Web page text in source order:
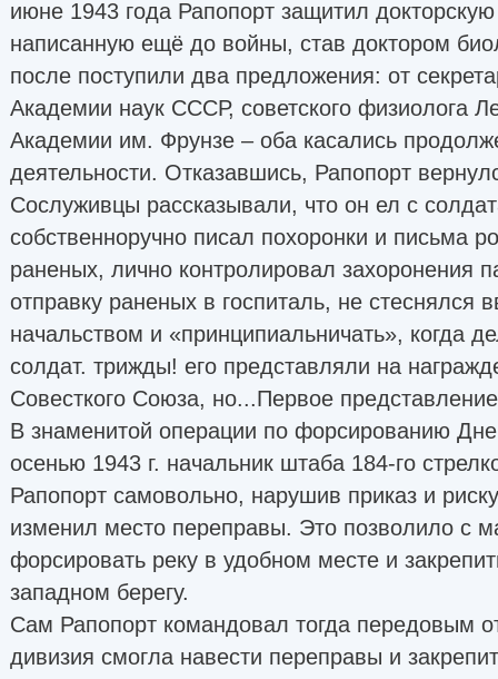
июне 1943 года Рапопорт защитил
написанную ещё до войны, став доктором
после поступили два предложения: от
Академии наук СССР, советского физиолога
Академии им. Фрунзе – оба касались
деятельности. Отказавшись, Рапопорт
Сослуживцы рассказывали, что он ел с
собственноручно писал похоронки и письма
раненых, лично контролировал захоронения
отправку раненых в госпиталь, не стеснялся
начальством и «принципиальничать», когда
солдат. трижды! его представляли на
Совесткого Союза, но...Первое
В знаменитой операции по форсированию
осенью 1943 г. начальник штаба 184-го
Рапопорт самовольно, нарушив приказ и
изменил место переправы. Это позволило с
форсировать реку в удобном месте и
западном берегу.
Сам Рапопорт командовал тогда передовым
дивизия смогла навести переправы и